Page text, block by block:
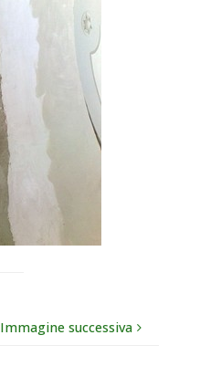
Immagine successiva